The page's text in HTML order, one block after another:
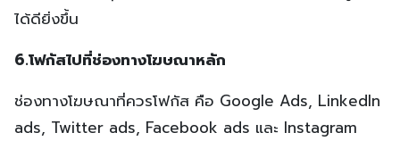
ได้ดียิ่งขึ้น
6.โฟกัสไปที่ช่องทางโฆษณาหลัก
ช่องทางโฆษณาที่ควรโฟกัส คือ Google Ads, LinkedIn
ads, Twitter ads, Facebook ads และ Instagram